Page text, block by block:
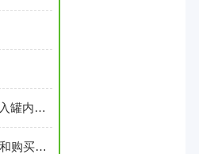
化工储罐厂家告诉你在进入罐内清理之前须佩戴好防护用品来预防有毒物质
10吨塑料储罐的选择标准和购买指南